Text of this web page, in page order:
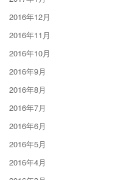
2016年12月
2016年11月
2016年10月
2016年9月
2016年8月
2016年7月
2016年6月
2016年5月
2016年4月